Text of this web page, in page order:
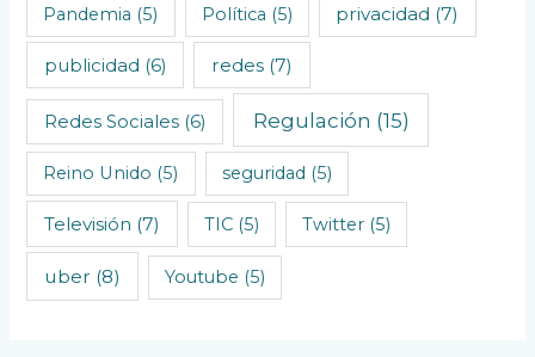
Pandemia (5) Política (5) privacidad (7)
publicidad (6) redes (7)
Redes Sociales(6) Regulación (15)
Reino Unido (5) seguridad (5)
Televisión (7) TIC(5) Twitter(5)
uber (8) Youtube (5)